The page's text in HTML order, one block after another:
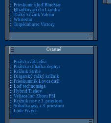
:: Prieskumná loď BlueStar
:: Hliadkovací čln Liandra
:: Ťažký krížnik Valenn
:: Whitestar
:: Torpédoborec Victory
Ostatné
:: Pirátska základňa
:: Pirátska stíhačka Zephyr
:: Krížnik Stribe
:: Dilgarský ťažký krížnik
:: Prieskumník Lovca duší
:: Loď technomága
:: Hybrid Tieňov
:: Veliaca loď Zboru PSI
:: Krížnik rasy z 3. priestoru
:: Stíhačka rasy z 3. priestoru
:: Lode Prvých